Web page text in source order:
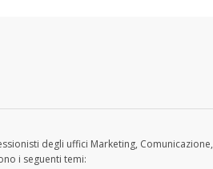
degli uffici Marketing, Comunicazione,
i seguenti temi: